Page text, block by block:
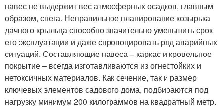
навес не выдержит вес атмосферных осадков, главным
образом, снега. Неправильное планирование козырька
дачного крыльца способно значительно уменьшить срок
его эксплуатации и даже спровоцировать ряд аварийных
ситуаций. Составляющие навеса – каркас и кровельное
покрытие – всегда изготавливаются из огнестойких и
нетоксичных материалов. Как сечение, так и размер
ключевых элементов садового дома, подбираются под
нагрузку минимум 200 килограммов на квадратный метр.